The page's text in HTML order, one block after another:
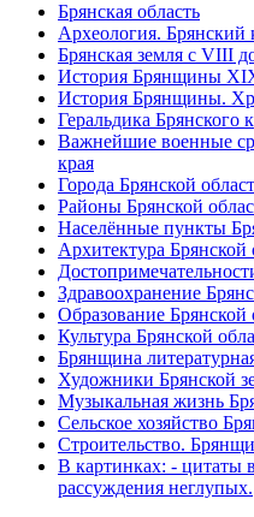
Брянская область
Археология. Брянский
Брянская земля с VIII
История Брянщины
История Брянщины.
Геральдика Брянского
Важнейшие военные
края
Города Брянской
Районы Брянской
Населённые пункты
Архитектура Брянской
Здравоохранение
Образование Брянской
Культура Брянской
Брянщина
Художники Брянской
Музыкальная жизнь
Сельское хозяйство
Строительство.
В картинках: - цитаты
рассуждения неглупых.